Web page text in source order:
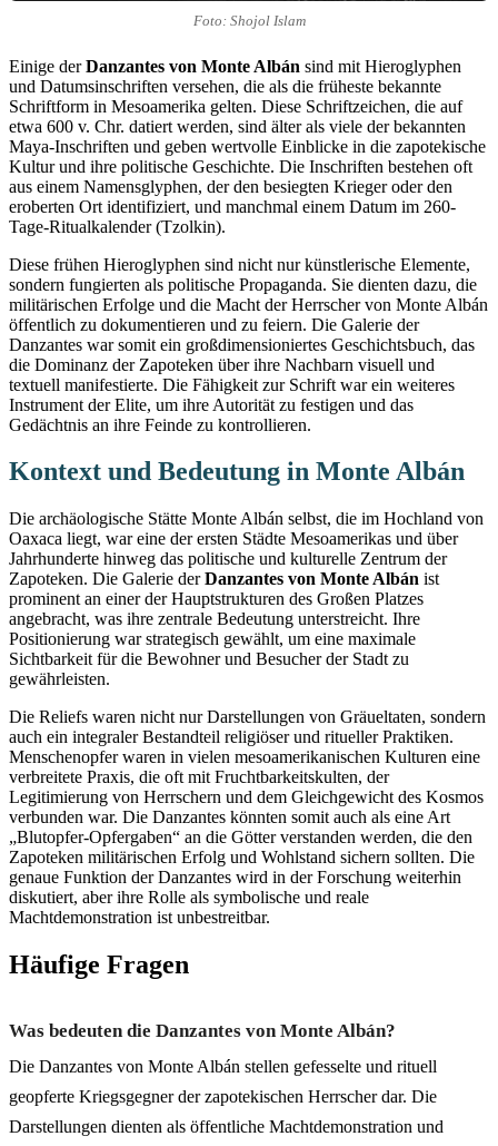
Foto: Shojol Islam
Einige derDanzantes von Monte Albán sind mit Hieroglyphen
und Datumsinschriften versehen, die als die früheste bekannte
Schriftform in Mesoamerika gelten. Diese Schriftzeichen, die auf
etwa 600 v. Chr. datiert werden, sind älter als viele der bekannten
Maya-Inschriften und geben wertvolle Einblicke in die zapotekische
Kultur und ihre politische Geschichte. Die Inschriften bestehen oft
aus einem Namensglyphen, der den besiegten Krieger oder den
eroberten Ort identifiziert, und manchmal einem Datum im 260-
Tage-Ritualkalender (Tzolkin).
Diese frühen Hieroglyphen sind nicht nur künstlerische Elemente,
sondern fungierten als politische Propaganda. Sie dienten dazu, die
militärischen Erfolge und die Macht der Herrscher von Monte Albán
öffentlich zu dokumentieren und zu feiern. Die Galerie der
Danzantes war somit ein großdimensioniertes Geschichtsbuch, das
die Dominanz der Zapoteken über ihre Nachbarn visuell und
textuell manifestierte. Die Fähigkeit zur Schrift war ein weiteres
Instrument der Elite, um ihre Autorität zu festigen und das
Gedächtnis an ihre Feinde zu kontrollieren.
Kontext und Bedeutung in Monte Albán
Die archäologische Stätte Monte Albán selbst, die im Hochland von
Oaxaca liegt, war eine der ersten Städte Mesoamerikas und über
Jahrhunderte hinweg das politische und kulturelle Zentrum der
Zapoteken. Die Galerie derDanzantes von Monte Albán ist
prominent an einer der Hauptstrukturen des Großen Platzes
angebracht, was ihre zentrale Bedeutung unterstreicht. Ihre
Positionierung war strategisch gewählt, um eine maximale
Sichtbarkeit für die Bewohner und Besucher der Stadt zu
gewährleisten.
Die Reliefs waren nicht nur Darstellungen von Gräueltaten, sondern
auch ein integraler Bestandteil religiöser und ritueller Praktiken.
Menschenopfer waren in vielen mesoamerikanischen Kulturen eine
verbreitete Praxis, die oft mit Fruchtbarkeitskulten, der
Legitimierung von Herrschern und dem Gleichgewicht des Kosmos
verbunden war. Die Danzantes könnten somit auch als eine Art
„Blutopfer-Opfergaben“ an die Götter verstanden werden, die den
Zapoteken militärischen Erfolg und Wohlstand sichern sollten. Die
genaue Funktion der Danzantes wird in der Forschung weiterhin
diskutiert, aber ihre Rolle als symbolische und reale
Machtdemonstration ist unbestreitbar.
Häufige Fragen
Was bedeuten die Danzantes von Monte Albán?
Die Danzantes von Monte Albán stellen gefesselte und rituell
geopferte Kriegsgegner der zapotekischen Herrscher dar. Die
Darstellungen dienten als öffentliche Machtdemonstration und